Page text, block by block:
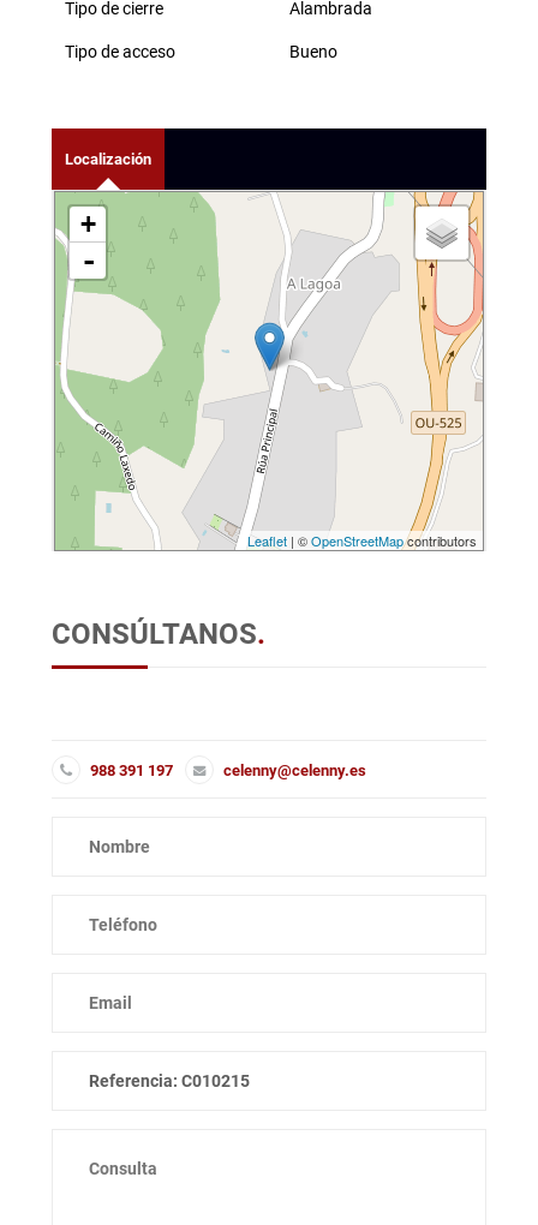
Tipo de cierre Alambrada
Tipo de acceso Bueno
Localización
+
-
Leaflet| ©OpenStreetMapcontributors
CONSÚLTANOS.
988 391 197 celenny@celenny.es